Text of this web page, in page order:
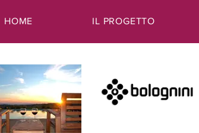
HOME IL PROGETTO